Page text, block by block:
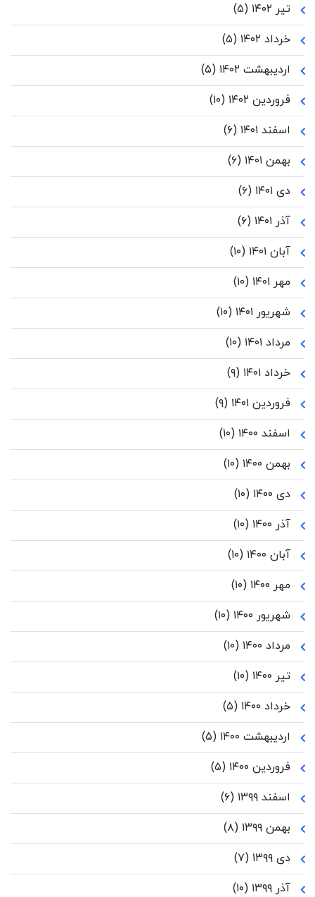
تیر ۱۴۰۲
(۵)
خرداد ۱۴۰۲
(۵)
اردیبهشت ۱۴۰۲
(۵)
فروردین ۱۴۰۲
(۱۰)
اسفند ۱۴۰۱
(۶)
بهمن ۱۴۰۱
(۶)
دی ۱۴۰۱
(۶)
آذر ۱۴۰۱
(۶)
آبان ۱۴۰۱
(۱۰)
مهر ۱۴۰۱
(۱۰)
شهریور ۱۴۰۱
(۱۰)
مرداد ۱۴۰۱
(۱۰)
خرداد ۱۴۰۱
(۹)
فروردین ۱۴۰۱
(۹)
اسفند ۱۴۰۰
(۱۰)
بهمن ۱۴۰۰
(۱۰)
دی ۱۴۰۰
(۱۰)
آذر ۱۴۰۰
(۱۰)
آبان ۱۴۰۰
(۱۰)
مهر ۱۴۰۰
(۱۰)
شهریور ۱۴۰۰
(۱۰)
مرداد ۱۴۰۰
(۱۰)
تیر ۱۴۰۰
(۱۰)
خرداد ۱۴۰۰
(۵)
اردیبهشت ۱۴۰۰
(۵)
فروردین ۱۴۰۰
(۵)
اسفند ۱۳۹۹
(۶)
بهمن ۱۳۹۹
(۸)
دی ۱۳۹۹
(۷)
آذر ۱۳۹۹
(۱۰)